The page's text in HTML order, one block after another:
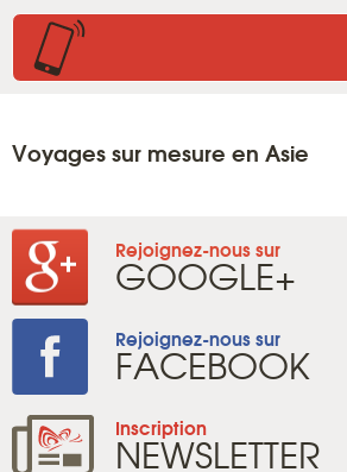
Voyages sur mesure en Asie
Rejoignez-nous sur
GOOGLE+
Rejoignez-nous sur
FACEBOOK
Inscription
NEWSLETTER